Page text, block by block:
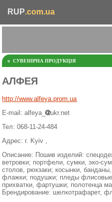
RUP.com.ua
СУВЕНІРНА ПРОДУКЦІЯ
АЛФЕЯ
http://www.alfeya.prom.ua
E-mail: alfeya_
ukr.net
Тел: 068-11-24-484
Адрес: г. Kyiv ,
Описание: Пошив изделий:
ветровки; портфели, сумки, эко-
столов, рюкзаки; косынки,
флажки; подушки; пледы
прихватки, фартушки; полотенца
Брендирование: шелкотрафарет,